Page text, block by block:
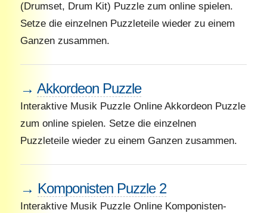
(Drumset, Drum Kit) Puzzle zum online spielen.
Setze die einzelnen Puzzleteile wieder zu einem
Ganzen zusammen.
→ Akkordeon Puzzle
Interaktive Musik Puzzle Online Akkordeon Puzzle
zum online spielen. Setze die einzelnen
Puzzleteile wieder zu einem Ganzen zusammen.
→ Komponisten Puzzle 2
Interaktive Musik Puzzle Online Komponisten-